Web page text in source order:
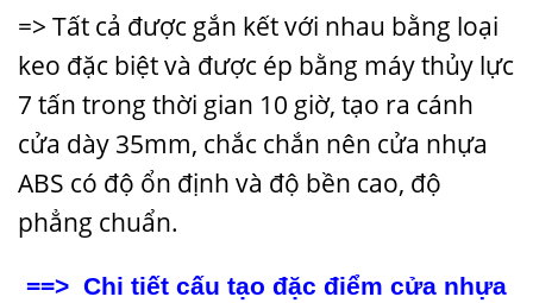
=> Tất cả được gắn kết với nhau bằng loại
keo đặc biệt và được ép bằng máy thủy lực
7 tấn trong thời gian 10 giờ, tạo ra cánh
cửa dày 35mm, chắc chắn nên cửa nhựa
ABS có độ ổn định và độ bền cao, độ
phẳng chuẩn.
==> Chi tiết cấu tạo đặc điểm cửa nhựa